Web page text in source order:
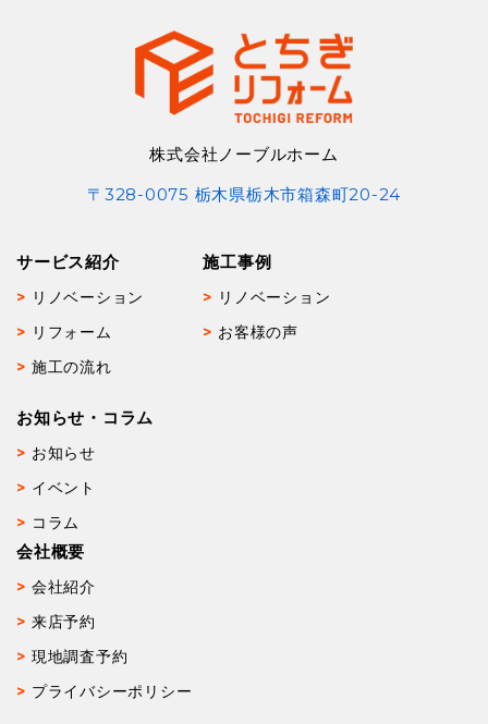
株式会社ノーブルホーム
〒328-0075 栃木県栃木市箱森町20-24
サービス紹介
リノベーション
リフォーム
施工の流れ
施工事例
リノベーション
お客様の声
お知らせ・コラム
お知らせ
イベント
コラム
会社概要
会社紹介
来店予約
現地調査予約
プライバシーポリシー